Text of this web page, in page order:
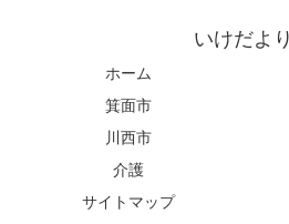
いけだよ
ホーム
箕面市
川西市
介護
サイトマップ